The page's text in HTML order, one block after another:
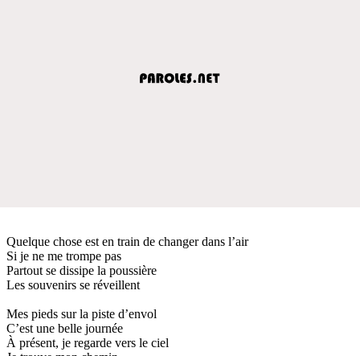
Quelque chose est en train de changer dans l’air
Si je ne me trompe pas
Partout se dissipe la poussière
Les souvenirs se réveillent
Mes pieds sur la piste d’envol
C’est une belle journée
À présent, je regarde vers le ciel